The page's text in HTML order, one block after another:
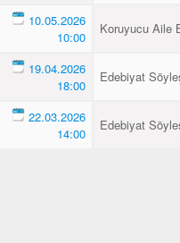
10.05.2026
10:00
Koruyucu Aile
19.04.2026
18:00
Edebiyat
22.03.2026
14:00
Edebiyat